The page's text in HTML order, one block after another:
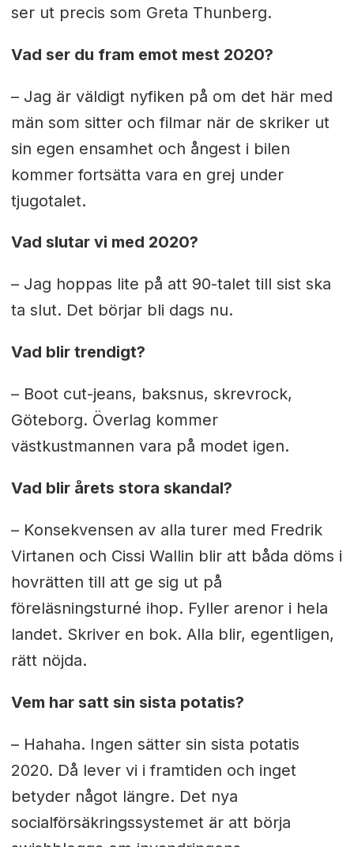
ser ut precis som Greta Thunberg.
Vad ser du fram emot mest 2020?
– Jag är väldigt nyfiken på om det här med
män som sitter och filmar när de skriker ut
sin egen ensamhet och ångest i bilen
kommer fortsätta vara en grej under
tjugotalet.
Vad slutar vi med 2020?
– Jag hoppas lite på att 90-talet till sist ska
ta slut. Det börjar bli dags nu.
Vad blir trendigt?
– Boot cut-jeans, baksnus, skrevrock,
Göteborg. Överlag kommer
västkustmannen vara på modet igen.
Vad blir årets stora skandal?
– Konsekvensen av alla turer med Fredrik
Virtanen och Cissi Wallin blir att båda döms i
hovrätten till att ge sig ut på
föreläsningsturné ihop. Fyller arenor i hela
landet. Skriver en bok. Alla blir, egentligen,
rätt nöjda.
Vem har satt sin sista potatis?
– Hahaha. Ingen sätter sin sista potatis
2020. Då lever vi i framtiden och inget
betyder något längre. Det nya
socialförsäkringssystemet är att börja